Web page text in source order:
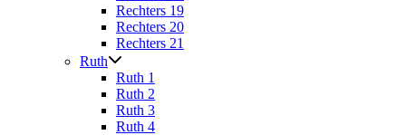
Rechters 19
Rechters 20
Rechters 21
Ruth
Ruth 1
Ruth 2
Ruth 3
Ruth 4